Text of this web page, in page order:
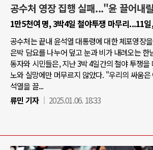
공수처 영장 집행 실패..."윤 끌어내
1만5천여 명, 3박4일 철야투쟁 마무리...11
공수처는 끝내 윤석열 대통령에 대한 체포영장
은박 담요를 나누어 덮고 눈과 비가 내려오는 한
동자와 시민들은, 지난 3박 4일간의 철야 투쟁을
노와 실망에만 머무르지 않았다. "우리의 싸움
석열을 끌...
류민 기자
2025.01.06. 18:33